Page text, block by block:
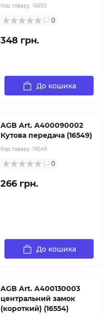
Код товару: 16550
0
348 грн.
До кошика
AGB Art. A400090002
Кутова передача (16549)
Код товару: 16549
0
266 грн.
До кошика
AGB Art. A400130003
центральний замок
(короткий) (16554)